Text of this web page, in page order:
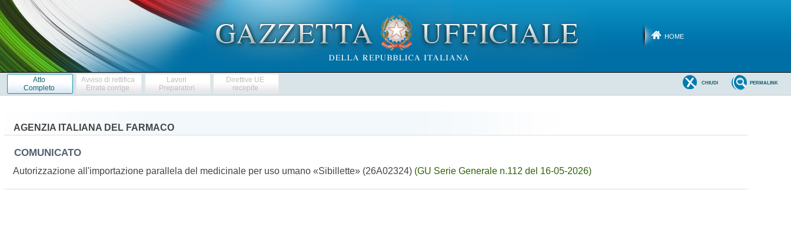
HOME
Atto
Completo
Avviso di rettifica
Errata corrige
Lavori
Preparatori
Direttive UE
recepite
PERMALINK
CHIUDI
AGENZIA ITALIANA DEL FARMACO
COMUNICATO
Autorizzazione all'importazione parallela del medicinale per uso umano «Sibillette» (26A02324) (GU Serie Generale n.112 del 16-05-2026)